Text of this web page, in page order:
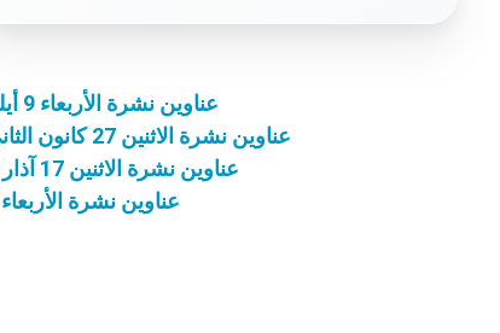
عناوين نشرة الأربعاء 9 أيلول 2020: حبّ الرب اللاّمحدود
عناوين نشرة الاثنين 27 كانون الثاني 2025: الإنجيل هو كلمة حريّة
عناوين نشرة الاثنين 17 آذار 2025: لا شيء يمنعنا عن الحبّ
عناوين نشرة الأربعاء 16 نيسان 2025: الله يبحث عنا